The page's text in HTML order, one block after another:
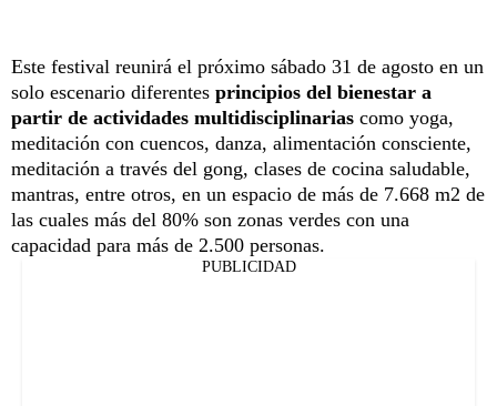
Este festival reunirá el próximo sábado 31 de agosto en un
solo escenario diferentes principios del bienestar a
partir de actividades multidisciplinarias como yoga,
meditación con cuencos, danza, alimentación consciente,
meditación a través del gong, clases de cocina saludable,
mantras, entre otros, en un espacio de más de 7.668 m2 de
las cuales más del 80% son zonas verdes con una
capacidad para más de 2.500 personas.
PUBLICIDAD